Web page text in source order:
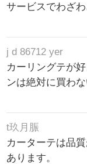
サービスでわざ
j d 86712 yer
カーリングテが
ンは絶対に買わな
t玖月脤
カーターテは品
あります。